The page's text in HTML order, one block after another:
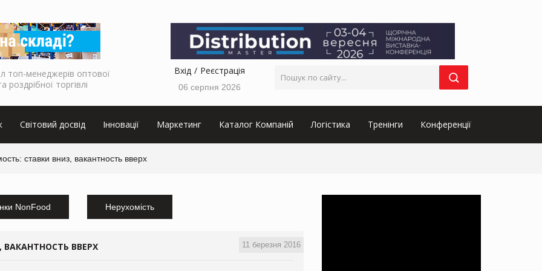
топ-менеджерів оптової
роздрібної торгівлі
Вхід Реєстрація
06 серпня 2026
Світовий досвід Інновації Маркетинг Каталог Компаній Логістика Тренінги Конференції
ставки вниз, вакантность вверх
NonFood Нерухомість
11 березня 2016
ВВЕРХ